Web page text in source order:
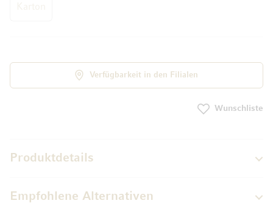
Verfügbarkeit in den Filialen
Wunschliste
Produktdetails
Empfohlene Alternativen